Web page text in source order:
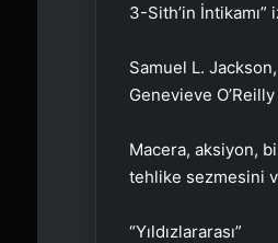
3-Sith’in
Samuel L.
Genevieve
Macera, aksiyon,
tehlike sezmesini
“Yıldızlararası”